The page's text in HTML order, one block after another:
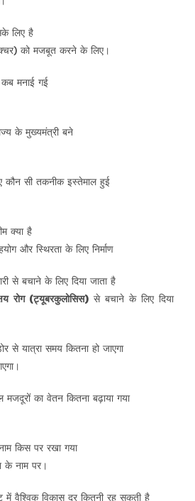
लिए है
को मजबूत करने के लिए।
मनाई गई
के मुख्यमंत्री बने
कौन सी तकनीक इस्तेमाल हुई
क्या है
और स्थिरता के लिए निर्माण
से बचाने के लिए दिया जाता है
रोग (ट्यूबरकुलोसिस) से बचाने के लिए दिया
से यात्रा समय कितना हो जाएगा
का वेतन कितना बढ़ाया गया
किस पर रखा गया
के नाम पर।
विकास दर कितनी रह सकती है